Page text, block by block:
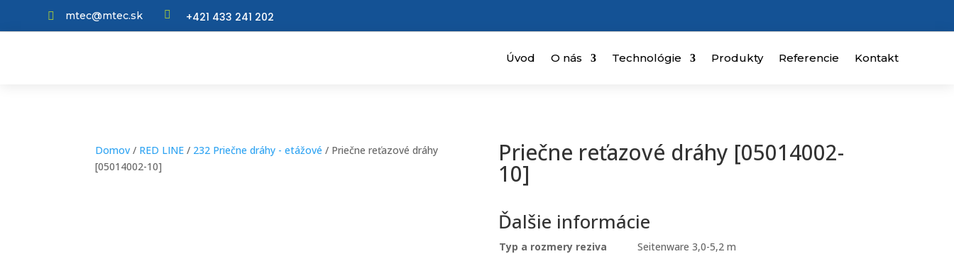
 mtec@mtec.sk  +421 433 241 202
Úvod O nás Technológie Produkty Referencie Kontakt
Domov / RED LINE / 232 Priečne dráhy - etážové / Priečne reťazové dráhy
[05014002-10]
Priečne reťazové dráhy [05014002-
10]
Ďalšie informácie
Typ a rozmery reziva
Seitenware 3,0-5,2 m